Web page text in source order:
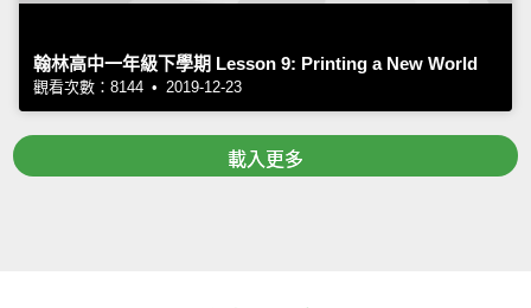
翰林高中一年級下學期 Lesson 9: Printing a New World
觀看次數：8144 • 2019-12-23
載入更多